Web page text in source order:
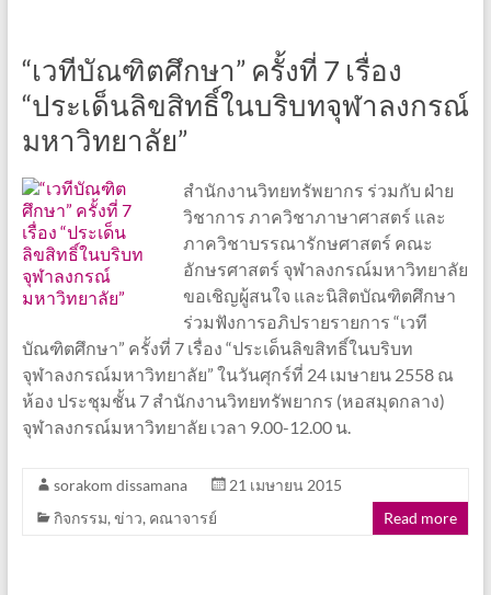
“เวทีบัณฑิตศึกษา” ครั้งที่ 7 เรื่อง
“ประเด็นลิขสิทธิ์ในบริบทจุฬาลงกรณ์
มหาวิทยาลัย”
สำนักงานวิทยทรัพยากร ร่วมกับ ฝ่าย
วิชาการ ภาควิชาภาษาศาสตร์ และ
ภาควิชาบรรณารักษศาสตร์ คณะ
อักษรศาสตร์ จุฬาลงกรณ์มหาวิทยาลัย
ขอเชิญผู้สนใจ และนิสิตบัณฑิตศึกษา
ร่วมฟังการอภิปรายรายการ “เวที
บัณฑิตศึกษา” ครั้งที่ 7 เรื่อง “ประเด็นลิขสิทธิ์ในบริบท
จุฬาลงกรณ์มหาวิทยาลัย” ในวันศุกร์ที่ 24 เมษายน 2558 ณ
ห้อง ประชุมชั้น 7 สำนักงานวิทยทรัพยากร (หอสมุดกลาง)
จุฬาลงกรณ์มหาวิทยาลัย เวลา 9.00-12.00 น.
sorakom dissamana
21 เมษายน 2015
กิจกรรม, ข่าว, คณาจารย์ Read more